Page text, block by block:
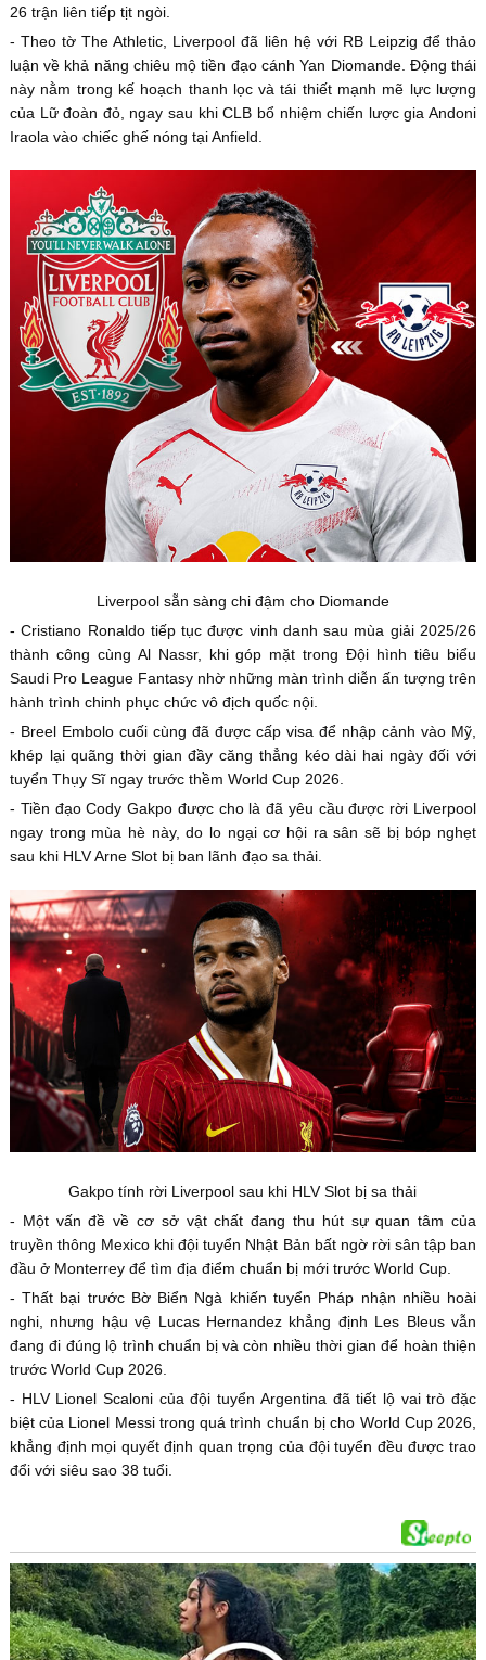
26 trận liên tiếp tịt ngòi.
- Theo tờ The Athletic, Liverpool đã liên hệ với RB Leipzig để thảo
luận về khả năng chiêu mộ tiền đạo cánh Yan Diomande. Động thái
này nằm trong kế hoạch thanh lọc và tái thiết mạnh mẽ lực lượng
của Lữ đoàn đỏ, ngay sau khi CLB bổ nhiệm chiến lược gia Andoni
Iraola vào chiếc ghế nóng tại Anfield.
Liverpool sẵn sàng chi đậm cho Diomande
- Cristiano Ronaldo tiếp tục được vinh danh sau mùa giải 2025/26
thành công cùng Al Nassr, khi góp mặt trong Đội hình tiêu biểu
Saudi Pro League Fantasy nhờ những màn trình diễn ấn tượng trên
hành trình chinh phục chức vô địch quốc nội.
- Breel Embolo cuối cùng đã được cấp visa để nhập cảnh vào Mỹ,
khép lại quãng thời gian đầy căng thẳng kéo dài hai ngày đối với
tuyển Thụy Sĩ ngay trước thềm World Cup 2026.
- Tiền đạo Cody Gakpo được cho là đã yêu cầu được rời Liverpool
ngay trong mùa hè này, do lo ngại cơ hội ra sân sẽ bị bóp nghẹt
sau khi HLV Arne Slot bị ban lãnh đạo sa thải.
Gakpo tính rời Liverpool sau khi HLV Slot bị sa thải
- Một vấn đề về cơ sở vật chất đang thu hút sự quan tâm của
truyền thông Mexico khi đội tuyển Nhật Bản bất ngờ rời sân tập ban
đầu ở Monterrey để tìm địa điểm chuẩn bị mới trước World Cup.
- Thất bại trước Bờ Biển Ngà khiến tuyển Pháp nhận nhiều hoài
nghi, nhưng hậu vệ Lucas Hernandez khẳng định Les Bleus vẫn
đang đi đúng lộ trình chuẩn bị và còn nhiều thời gian để hoàn thiện
trước World Cup 2026.
- HLV Lionel Scaloni của đội tuyển Argentina đã tiết lộ vai trò đặc
biệt của Lionel Messi trong quá trình chuẩn bị cho World Cup 2026,
khẳng định mọi quyết định quan trọng của đội tuyển đều được trao
đổi với siêu sao 38 tuổi.